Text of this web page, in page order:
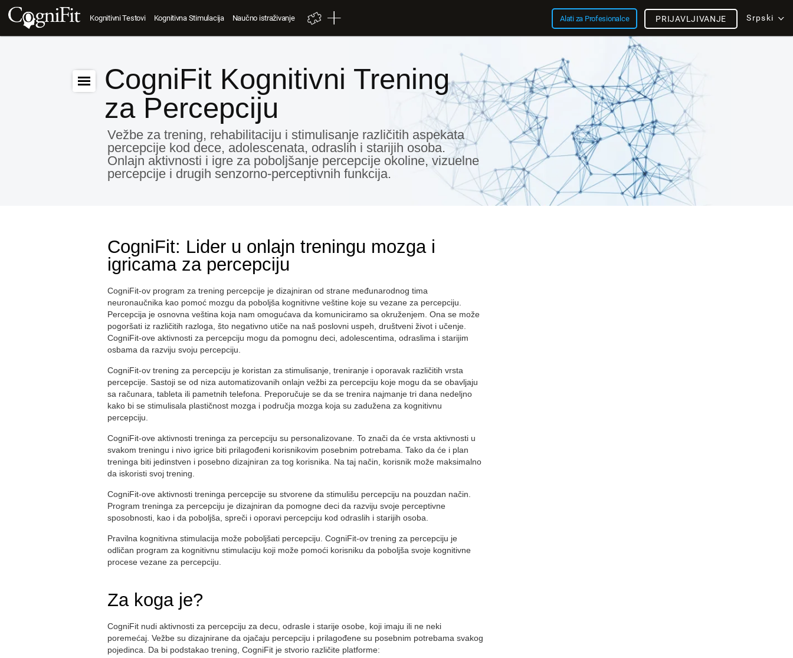
Kognitivni Testovi Kognitivna Stimulacija Naučno istraživanje Alati za Profesionalce Srpski
PRIJAVLJIVANJE
CogniFit Kognitivni Trening
za Percepciju
Vežbe za trening, rehabilitaciju i stimulisanje različitih aspekata
percepcije kod dece, adolescenata, odraslih i starijih osoba.
Onlajn aktivnosti i igre za poboljšanje percepcije okoline, vizuelne
percepcije i drugih senzorno-perceptivnih funkcija.
CogniFit: Lider u onlajn treningu mozga i
igricama za percepciju
CogniFit-ov program za trening percepcije je dizajniran od strane međunarodnog tima
neuronaučnika kao pomoć mozgu da poboljša kognitivne veštine koje su vezane za percepciju.
Percepcija je osnovna veština koja nam omogućava da komuniciramo sa okruženjem. Ona se može
pogoršati iz različitih razloga, što negativno utiče na naš poslovni uspeh, društveni život i učenje.
CogniFit-ove aktivnosti za percepciju mogu da pomognu deci, adolescentima, odraslima i starijim
osbama da razviju svoju percepciju.
CogniFit-ov trening za percepciju je koristan za stimulisanje, treniranje i oporavak različitih vrsta
percepcije. Sastoji se od niza automatizovanih onlajn vežbi za percepciju koje mogu da se obavljaju
sa računara, tableta ili pametnih telefona. Preporučuje se da se trenira najmanje tri dana nedeljno
kako bi se stimulisala plastičnost mozga i područja mozga koja su zadužena za kognitivnu
percepciju.
CogniFit-ove aktivnosti treninga za percepciju su personalizovane. To znači da će vrsta aktivnosti u
svakom treningu i nivo igrice biti prilagođeni korisnikovim posebnim potrebama. Tako da će i plan
treninga biti jedinstven i posebno dizajniran za tog korisnika. Na taj način, korisnik može maksimalno
da iskoristi svoj trening.
CogniFit-ove aktivnosti treninga percepcije su stvorene da stimulišu percepciju na pouzdan način.
Program treninga za percepciju je dizajniran da pomogne deci da razviju svoje perceptivne
sposobnosti, kao i da poboljša, spreči i oporavi percepciju kod odraslih i starijih osoba.
Pravilna kognitivna stimulacija može poboljšati percepciju. CogniFit-ov trening za percepciju je
odličan program za kognitivnu stimulaciju koji može pomoći korisniku da poboljša svoje kognitivne
procese vezane za percepciju.
Za koga je?
CogniFit nudi aktivnosti za percepciju za decu, odrasle i starije osobe, koji imaju ili ne neki
poremećaj. Vežbe su dizajnirane da ojačaju percepciju i prilagođene su posebnim potrebama svakog
pojedinca. Da bi podstakao trening, CogniFit je stvorio različite platforme: